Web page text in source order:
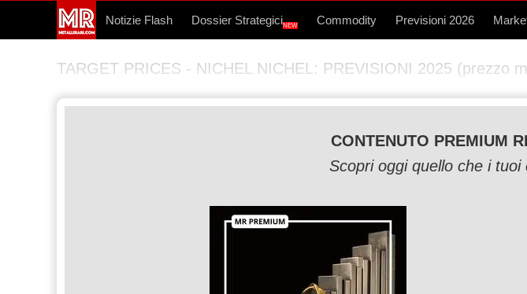
Notizie Flash Dossier StrategiciNEW Commodity Previsioni 2026
TARGET PRICES - NICHEL NICHEL: PREVISIONI 2025
CONTENUTO PREMIUM
Scopri oggi quello che i